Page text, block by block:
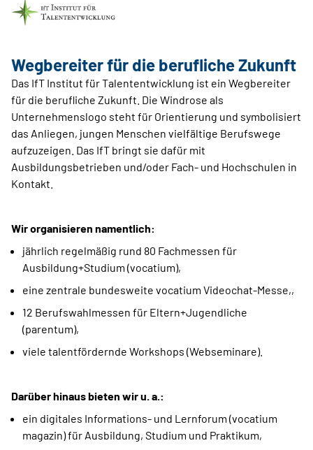
Wegbereiter für die berufliche Zukunft
Das IfT Institut für Talententwicklung ist ein Wegbereiter
für die berufliche Zukunft. Die Windrose als
Unternehmenslogo steht für Orientierung und symbolisiert
das Anliegen, jungen Menschen vielfältige Berufswege
aufzuzeigen. Das IfT bringt sie dafür mit
Ausbildungsbetrieben und/oder Fach- und Hochschulen in
Kontakt.
Wir organisieren namentlich:
jährlich regelmäßig rund 80 Fachmessen für
Ausbildung+Studium (vocatium),
eine zentrale bundesweite vocatium Videochat-Messe,,
12 Berufswahlmessen für Eltern+Jugendliche
(parentum),
viele talentfördernde Workshops (Webseminare).
Darüber hinaus bieten wir u. a.:
ein digitales Informations- und Lernforum (vocatium
magazin) für Ausbildung, Studium und Praktikum,